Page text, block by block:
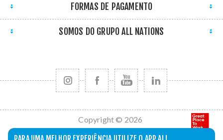
FORMAS DE PAGAMENTO
SOMOS DO GRUPO ALL NATIONS
Copyright © 2026
All Nations. Todos